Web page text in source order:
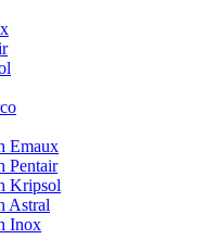
Emaux
Pentair
Kripsol
Astral
Inox